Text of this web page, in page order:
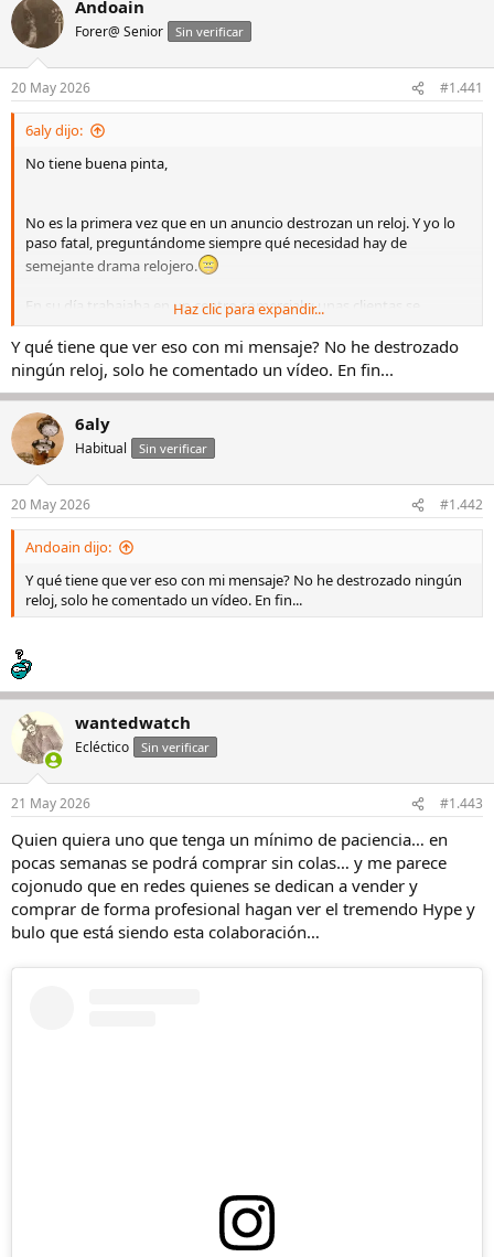
c
i
e
s
Andoain
Forer@ Senior Sin verificar
20 May 2026 #1.441
6aly dijo:
No tiene buena pinta,
No es la primera vez que en un anuncio destrozan un reloj. Y yo lo
paso fatal, preguntándome siempre qué necesidad hay de
semejante drama relojero.
En su día trabajaba en un centro comercial y unas clientas se
pararon delante de mi puesto. Una señora, señalando un reloj
centenario, le dijo a la otra: “Mira qué feo”.
Por favor, señora… que el abuelito también tiene corazoncito. Y
además, antes de ser reloj, fue otra cosa.
Haz clic para expandir...
Y qué tiene que ver eso con mi mensaje? No he destrozado
ningún reloj, solo he comentado un vídeo. En fin...
6aly
Habitual Sin verificar
20 May 2026 #1.442
Andoain dijo:
Y qué tiene que ver eso con mi mensaje? No he destrozado ningún
reloj, solo he comentado un vídeo. En fin...
wantedwatch
Ecléctico Sin verificar
21 May 2026 #1.443
Quien quiera uno que tenga un mínimo de paciencia… en
pocas semanas se podrá comprar sin colas… y me parece
cojonudo que en redes quienes se dedican a vender y
comprar de forma profesional hagan ver el tremendo Hype y
bulo que está siendo esta colaboración…